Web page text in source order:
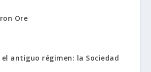
Ore
antiguo régimen: la Sociedad